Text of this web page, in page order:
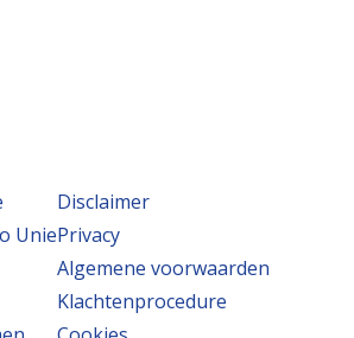
Unie
Disclaimer
Privacy
Algemene voorwaarden
Klachtenprocedure